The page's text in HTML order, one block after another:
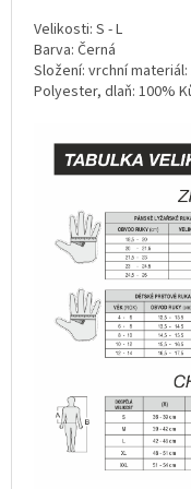
Velikosti: S - L
Barva: Černá
Složení: vrchní
Polyester, dlaň: 100%